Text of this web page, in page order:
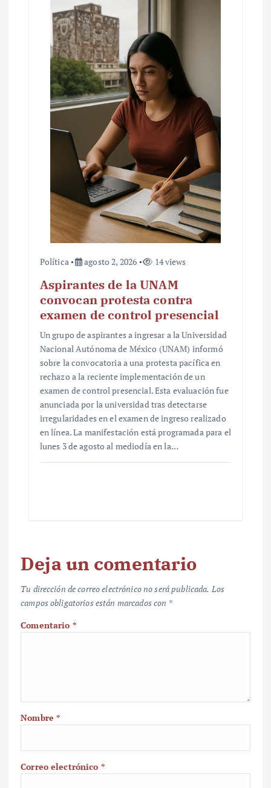
Política agosto 2, 2026 14 views
Aspirantes de la UNAM
convocan protesta contra
examen de control presencial
Un grupo de aspirantes a ingresar a la Universidad
Nacional Autónoma de México (UNAM) informó
sobre la convocatoria a una protesta pacífica en
rechazo a la reciente implementación de un
examen de control presencial. Esta evaluación fue
anunciada por la universidad tras detectarse
irregularidades en el examen de ingreso realizado
en línea. La manifestación está programada para el
lunes 3 de agosto al mediodía en la…
Deja un comentario
Tu dirección de correo electrónico no será publicada. Los
campos obligatorios están marcados con *
Comentario *
Nombre*
Correo electrónico *